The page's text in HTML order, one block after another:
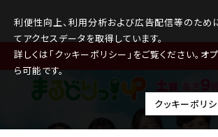
利便性向上、利用分析および広告配信等のため
てアクセスデータを取得しています。
詳しくは「クッキーポリシー」をご覧ください。オ
ら可能です。
クッキーポリ